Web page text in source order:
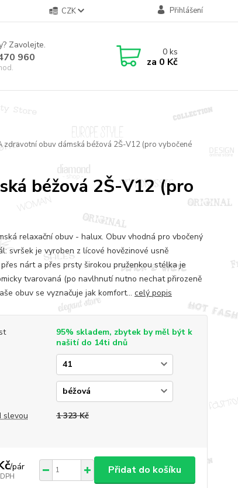
CZK Přihlášení
Zavolejte.
960 0ks
za 0 Kč
zdravotní obuv dámská béžová 2Š-V12 (pro vybočené
béžová 2Š-V12 (pro
relaxační obuv - halux. Obuv vhodná pro vbočený
svršek je vyroben z lícové hovězinové usně
nárt a přes prsty širokou pruženkou stélka je
tvarovaná (po navlhnutí nutno nechat přirozeně
obuv se vyznačuje jak komfort... celý popis
95% skladem, zbytek by měl být k
našití do 14ti dnů
slevou 1 323 Kč
/pár Přidat do košíku